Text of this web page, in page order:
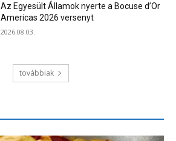
Az Egyesült Államok nyerte a Bocuse d’Or
Americas 2026 versenyt
2026.08.03.
továbbiak